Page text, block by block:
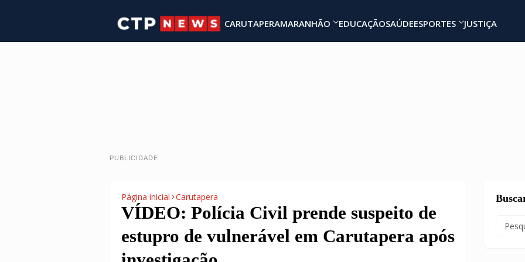
CARUTAPERAMARANHÃO EDUCAÇÃOSAÚDEESPORTES JUSTIÇA
PUBLICIDADE
Página inicial Carutapera
VÍDEO: Polícia Civil prende suspeito de
estupro de vulnerável em Carutapera após